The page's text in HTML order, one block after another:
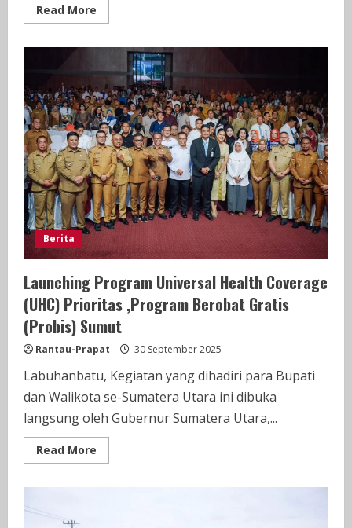
Read More
more
Terjadi
Kebakaran
Rumah
Permanen
di
Kalapane,
Kec.Kotapinang,
Kab.Labuhanbatu
Selatan.
Berita
Launching Program Universal Health Coverage
(UHC) Prioritas ,Program Berobat Gratis
(Probis) Sumut
Rantau-Prapat 30 September 2025
Labuhanbatu, Kegiatan yang dihadiri para Bupati
dan Walikota se-Sumatera Utara ini dibuka
langsung oleh Gubernur Sumatera Utara,...
Read More
more